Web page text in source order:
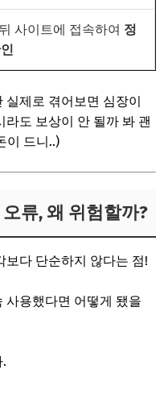
사이트에 접속하여 정
실제로 겪어보면 심장이
도 보상이 안 될까 봐 괜
이 드니..)
류, 왜 위험할까?
보다 단순하지 않다는 점!
사용했다면 어떻게 됐을